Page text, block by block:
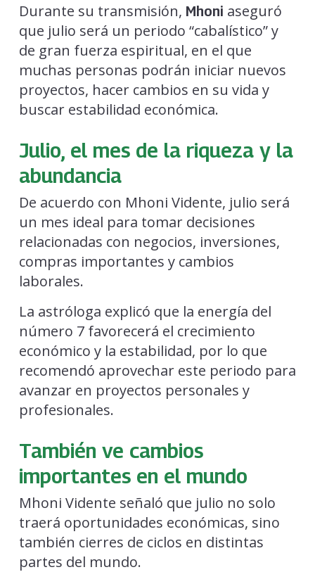
Durante su transmisión, Mhoni aseguró
que julio será un periodo “cabalístico” y
de gran fuerza espiritual, en el que
muchas personas podrán iniciar nuevos
proyectos, hacer cambios en su vida y
buscar estabilidad económica.
Julio, el mes de la riqueza y la
abundancia
De acuerdo con Mhoni Vidente, julio será
un mes ideal para tomar decisiones
relacionadas con negocios, inversiones,
compras importantes y cambios
laborales.
La astróloga explicó que la energía del
número 7 favorecerá el crecimiento
económico y la estabilidad, por lo que
recomendó aprovechar este periodo para
avanzar en proyectos personales y
profesionales.
También ve cambios
importantes en el mundo
Mhoni Vidente señaló que julio no solo
traerá oportunidades económicas, sino
también cierres de ciclos en distintas
partes del mundo.